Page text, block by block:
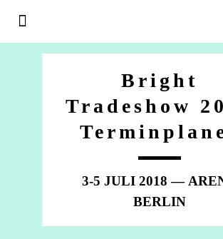
Bright
Tradeshow
3-5 JULI 2018 —
BERLIN